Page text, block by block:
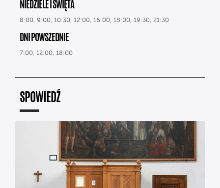
NIEDZIELE I ŚWIĘTA
8:00, 9:00, 10:30, 12:00, 16:00, 18:00, 19:30, 21:30
DNI POWSZEDNIE
7:00, 12:00, 18:00
SPOWIEDŹ